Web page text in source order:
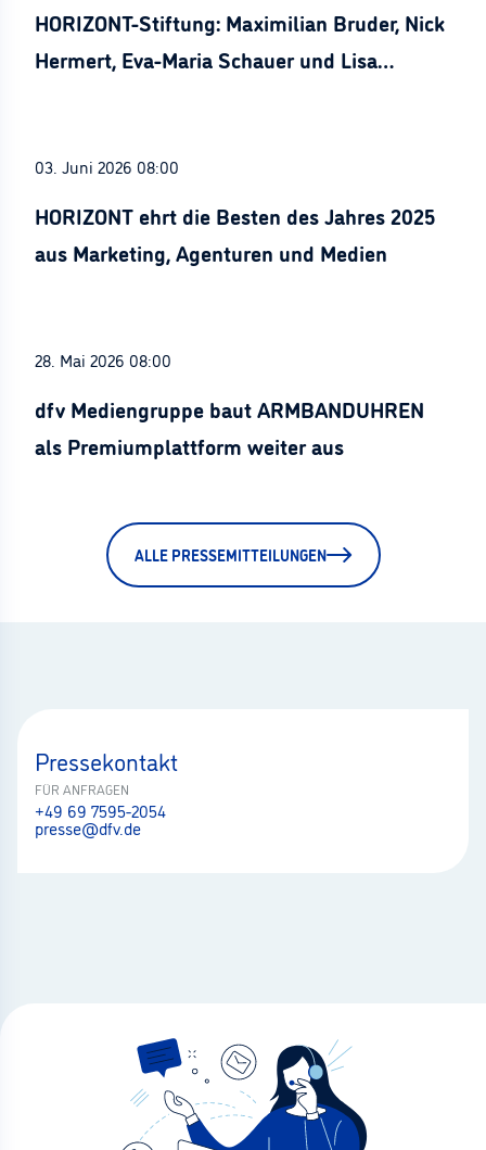
HORIZONT-Stiftung: Maximilian Bruder, Nick
Hermert, Eva-Maria Schauer und Lisa
03. Juni 2026 08:00
HORIZONT ehrt die Besten des Jahres 2025
aus Marketing, Agenturen und Medien
28. Mai 2026 08:00
dfv Mediengruppe baut ARMBANDUHREN
als Premiumplattform weiter aus
ALLE PRESSEMITTEILUNGEN
Pressekontakt
FÜR ANFRAGEN
+49 69 7595-2054
presse@dfv.de